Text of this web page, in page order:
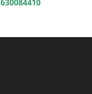
630084410